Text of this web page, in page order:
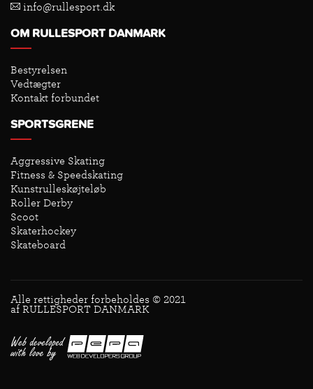
info@rullesport.dk
OM RULLESPORT DANMARK
Bestyrelsen
Vedtægter
Kontakt forbundet
SPORTSGRENE
Aggressive Skating
Fitness & Speedskating
Kunstrulleskøjteløb
Roller Derby
Scoot
Skaterhockey
Skateboard
Alle rettigheder forbeholdes © 2021
af RULLESPORT DANMARK